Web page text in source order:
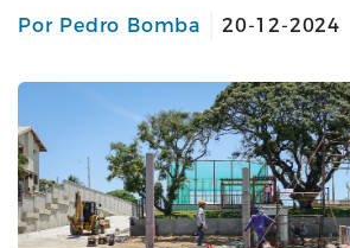
Por Pedro Bomba 20-12-2024